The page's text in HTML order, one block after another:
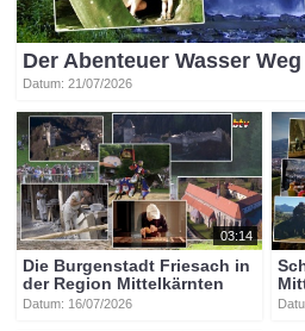
Der Abenteuer Wasser
Datum: 21/07/2026
03:14
Die Burgenstadt Friesach in
der Region Mittelkärnten
Datum: 16/07/2026